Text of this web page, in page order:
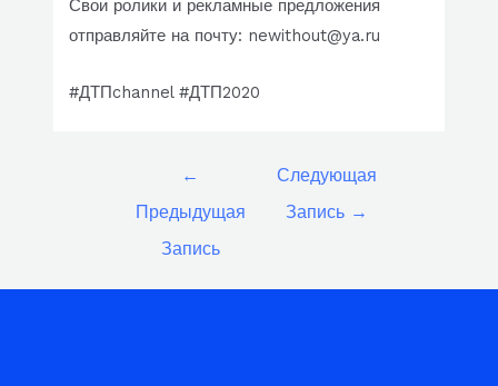
Свои ролики и рекламные предложения
отправляйте на почту: newithout@ya.ru
#ДТПchannel #ДТП2020
←
Предыдущая
Запись
Следующая
Запись →